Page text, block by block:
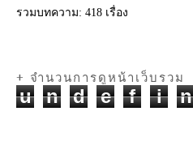
รวมบทความ: 418 เรื่อง
+ จำนวนการดูหน้าเว็บรวม
u n d e f i n